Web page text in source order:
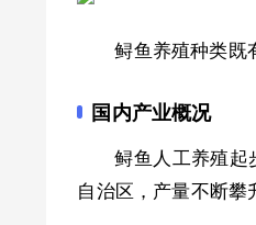
鲟鱼养殖种类既
国内产业概况
鲟鱼人工养殖起
自治区，产量不断攀